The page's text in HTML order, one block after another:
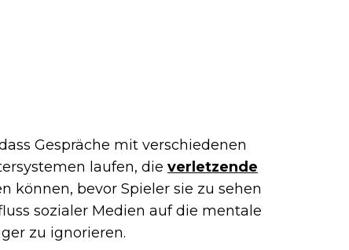
Gespräche mit verschiedenen
laufen, die verletzende
können, bevor Spieler sie zu sehen
sozialer Medien auf die mentale
zu ignorieren.